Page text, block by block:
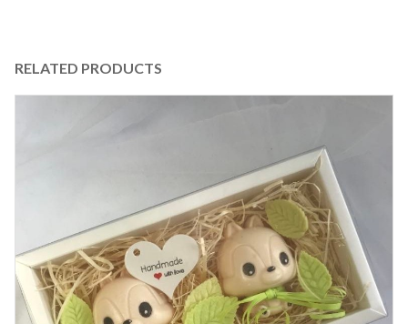
RELATED PRODUCTS